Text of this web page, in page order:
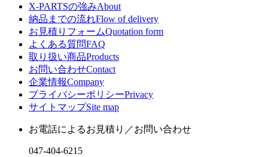
X-PARTSの強みAbout
納品までの流れFlow of delivery
お見積りフォームQuotation form
よくある質問FAQ
取り扱い商品Products
お問い合わせContact
企業情報Company
プライバシーポリシーPrivacy
サイトマップSite map
お電話によるお見積り／お問い合わせ
047-404-6215